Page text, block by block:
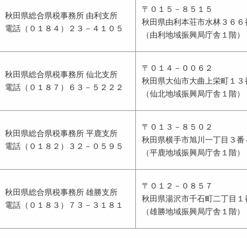
秋田県総合県税事務所 由利支所
電話（０１８４）２３－４１０５
〒０１５－８５１５
秋田県由利本荘市水林３６６
（由利地域振興局庁舎１階）
秋田県総合県税事務所 仙北支所
電話（０１８７）６３－５２２２
〒０１４－００６２
秋田県大仙市大曲上栄町１３
（仙北地域振興局庁舎１階）
秋田県総合県税事務所 平鹿支所
電話（０１８２）３２－０５９５
〒０１３－８５０２
秋田県横手市旭川一丁目３番
（平鹿地域振興局庁舎１階）
秋田県総合県税事務所 雄勝支所
電話（０１８３）７３－３１８１
〒０１２－０８５７
秋田県湯沢市千石町二丁目１
（雄勝地域振興局庁舎１階）